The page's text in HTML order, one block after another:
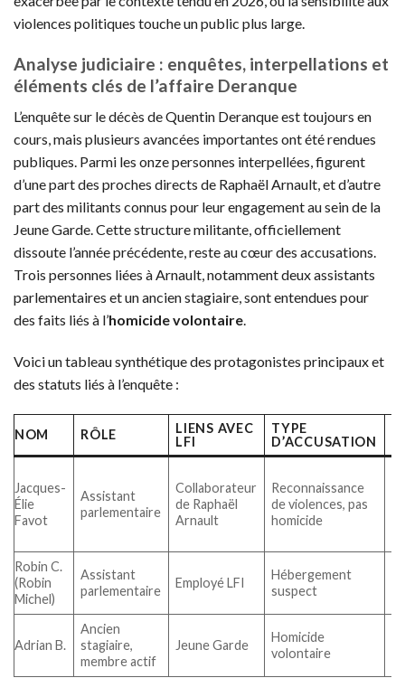
violences politiques touche un public plus large.
Analyse judiciaire : enquêtes, interpellations et
éléments clés de l’affaire Deranque
L’enquête sur le décès de Quentin Deranque est toujours en
cours, mais plusieurs avancées importantes ont été rendues
publiques. Parmi les onze personnes interpellées, figurent
d’une part des proches directs de Raphaël Arnault, et d’autre
part des militants connus pour leur engagement au sein de la
Jeune Garde. Cette structure militante, officiellement
dissoute l’année précédente, reste au cœur des accusations.
Trois personnes liées à Arnault, notamment deux assistants
parlementaires et un ancien stagiaire, sont entendues pour
des faits liés à l’homicide volontaire.
Voici un tableau synthétique des protagonistes principaux et
des statuts liés à l’enquête :
NOM RÔLE
LIENS AVEC
LFI
TYPE
D’ACCUSATION
Jacques-
Élie
Favot
Assistant
parlementaire
Collaborateur
de Raphaël
Arnault
Reconnaissance
de violences, pas
homicide
Robin C.
(Robin
Michel)
Assistant
parlementaire
Employé LFI
Hébergement
suspect
Adrian B.
Ancien
stagiaire,
membre actif
Jeune Garde
Homicide
volontaire